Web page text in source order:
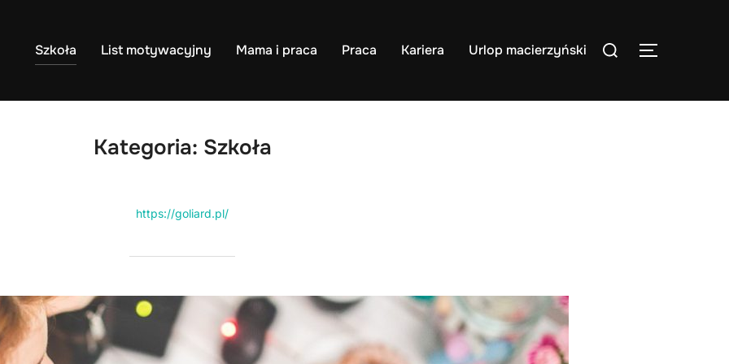
Szkoła List motywacyjny Mama i praca Praca Kariera Urlop macierzyński
Search
TOGGLE
Kategoria: Szkoła
https://goliard.pl/